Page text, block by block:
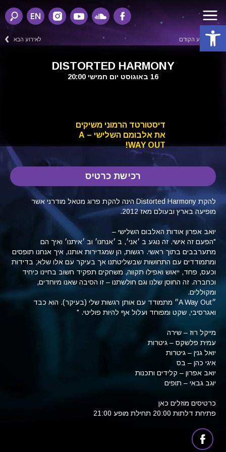
EN
לאירוע הקודם לאירוע הבא
DISTORTED HARMONY
16 באוגוסט יום חמישי 20:00
דיסטורטד הרמוני משיקים
את אלבומם השלישי – A
WAY OUT!
רכישת כרטיס
להקת Distorted Harmony הינה להקת פרוג מטאל מודרני אשר
מופיעה בארץ ובעולם מאז 2012.
יואב אפרון אודות האלבום השלישי –
"הפעם זה אישי. זה נוגע ב ׳אני׳, ב ׳אנחנו׳ וב ׳איתנו׳ ואיך הם
מתערבבים בתוך ראשי. רגשות, הן שמגדירות אותנו, איך אנחנו תופסים
ומתמודדים עם התחושות שבשליטתנו אך בעיקר עם אלו שלא; בדידות
וכעס, פחד, ייאוש ואפילו תקווה, משחקים תפקיד חשוב בחיינו כיחיד
וכחברה. זה החוסן שלנו וגם חולשתנו – זו הסיבה שאנו מיוחדים,
ומקוללים.
״A Way Out״ מתמודד עם אותן רגשות שלי (בעיקר). הוא כבד
ואגרסיבי, שקט ומפוחד ועלול אף להיות פוליטי. "
מייקל רוז – שירה
עמית פלשקס – גיטרות
יואל גנין – גיטרות
איגי כהן – בס
יואב אפרון – קלידים ותכנות
יוגב גבאי – תופים
כרטיסים מוזלים כאן
פתיחת דלתות 20:00 תחילת מופע 21:00
פתח סרגל נגישות